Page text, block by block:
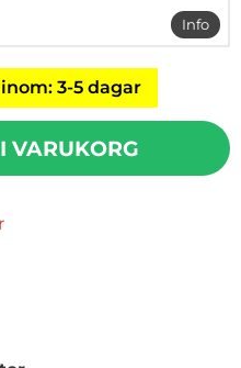
Info
mer
3-5 dagar
VARUKORG